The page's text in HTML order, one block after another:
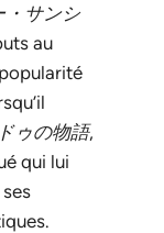
・サンシ
au
ゥの物語,
qui lui